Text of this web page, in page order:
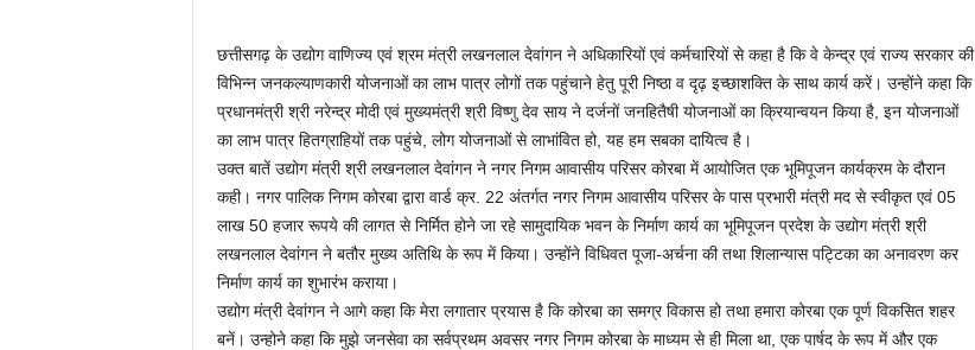
छत्तीसगढ़ के उद्योग वाणिज्य एवं श्रम मंत्री लखनलाल देवांगन ने अधिकारियों एवं कर्मचारियों से कहा है कि वे केन्द्र एवं राज्य सरकार की
विभिन्न जनकल्याणकारी योजनाओं का लाभ पात्र लोगों तक पहुंचाने हेतु पूरी निष्ठा व दृढ़ इच्छाशक्ति के साथ कार्य करें। उन्होंने कहा कि
प्रधानमंत्री श्री नरेन्द्र मोदी एवं मुख्यमंत्री श्री विष्णु देव साय ने दर्जनों जनहितैषी योजनाओं का क्रियान्वयन किया है, इन योजनाओं
का लाभ पात्र हितग्राहियों तक पहुंचे, लोग योजनाओं से लाभांवित हो, यह हम सबका दायित्व है।
उक्त बातें उद्योग मंत्री श्री लखनलाल देवांगन ने नगर निगम आवासीय परिसर कोरबा में आयोजित एक भूमिपूजन कार्यक्रम के दौरान
कही। नगर पालिक निगम कोरबा द्वारा वार्ड क्र. 22 अंतर्गत नगर निगम आवासीय परिसर के पास प्रभारी मंत्री मद से स्वीकृत एवं 05
लाख 50 हजार रूपये की लागत से निर्मित होने जा रहे सामुदायिक भवन के निर्माण कार्य का भूमिपूजन प्रदेश के उद्योग मंत्री श्री
लखनलाल देवांगन ने बतौर मुख्य अतिथि के रूप में किया। उन्होंने विधिवत पूजा-अर्चना की तथा शिलान्यास पट्टिका का अनावरण कर
निर्माण कार्य का शुभारंभ कराया।
उद्योग मंत्री देवांगन ने आगे कहा कि मेरा लगातार प्रयास है कि कोरबा का समग्र विकास हो तथा हमारा कोरबा एक पूर्ण विकसित शहर
बनें। उन्होने कहा कि मुझे जनसेवा का सर्वप्रथम अवसर नगर निगम कोरबा के माध्यम से ही मिला था, एक पार्षद के रूप में और एक